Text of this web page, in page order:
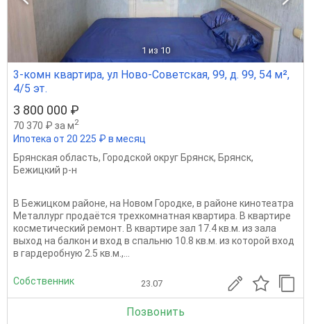
1 из 10
3-комн квартира, ул Ново-Советская, 99, д. 99, 54 м²,
4/5 эт.
3 800 000 ₽
70 370 ₽ за м2
Ипотека от 20 225 ₽ в месяц
Брянская область, Городской округ Брянск, Брянск,
Бежицкий р-н
В Бежицком районе, на Новом Городке, в районе кинотеатра
Металлург продаётся трехкомнатная квартира. В квартире
косметический ремонт. В квартире зал 17.4 кв.м. из зала
выход на балкон и вход в спальню 10.8 кв.м. из которой вход
в гардеробную 2.5 кв.м.,...
Собственник 23.07
Позвонить